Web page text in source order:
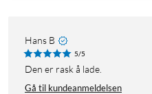
Hans B
5/5
Den er rask å lade.
Gå til kundeanmeldelsen